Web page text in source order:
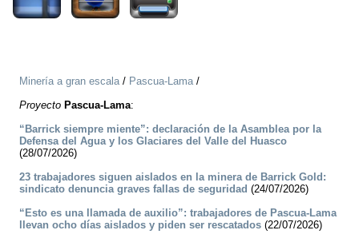
Minería a gran escala/ Pascua-Lama/
Proyecto Pascua-Lama:
“Barrick siempre miente”: declaración de la Asamblea por la
Defensa del Agua y los Glaciares del Valle del Huasco
(28/07/2026)
23 trabajadores siguen aislados en la minera de Barrick Gold:
sindicato denuncia graves fallas de seguridad (24/07/2026)
“Esto es una llamada de auxilio”: trabajadores de Pascua-Lama
llevan ocho días aislados y piden ser rescatados (22/07/2026)